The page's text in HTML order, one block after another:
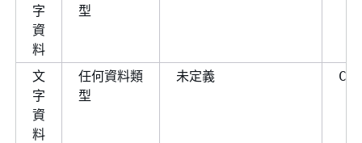
字
資
料
型
文
字
資
料
任何資料類
型
未定義